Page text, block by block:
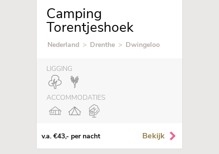
Camping
Torentjeshoek
Nederland > Drenthe > Dwingeloo
LIGGING
ACCOMMODATIES
v.a. €43,- per nacht Bekijk